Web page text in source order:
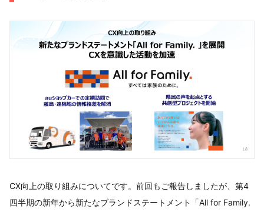
CX向上の取り組みについてです。前回もご報告しましたが、第4
四半期の新年から新たなブランドステートメント「All for Family.